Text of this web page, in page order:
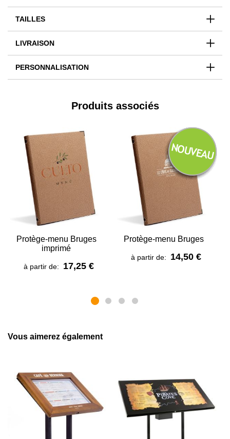
TAILLES
LIVRAISON
PERSONNALISATION
Produits associés
Protège-menu Bruges
imprimé
à partir de: 17,25 €
Protège-menu Bruges
à partir de: 14,50 €
Vous aimerez également